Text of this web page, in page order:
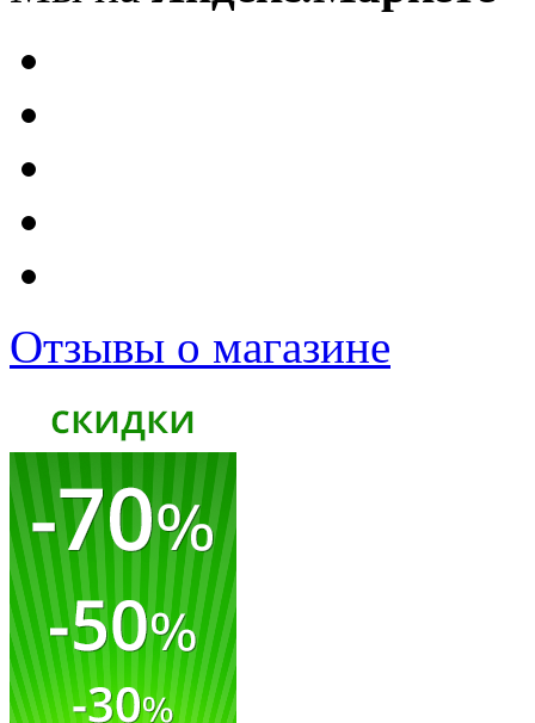
Отзывы о магазине